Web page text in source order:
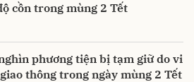
cồn trong mùng 2 Tết
phương tiện bị tạm giữ do vi
thông trong ngày mùng 2 Tết